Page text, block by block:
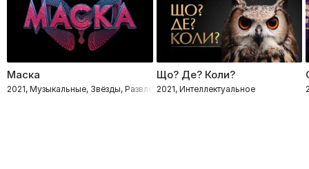
Маска
2021, Музыкальные, Звёзды, Развлекательное, Детектив
Що? Де? Коли?
2021, Интеллектуальное